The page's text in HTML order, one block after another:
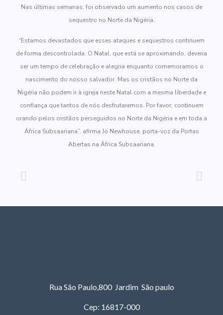
Nas últimas semanas, foi observado um aumento nos casos de
sequestro no Norte da Nigéria.
“Estamos devastados que esses ataques e sequestros continuem
de forma descontrolada. O Natal, que está se aproximando, deveria
ser um tempo de celebração e alegria enquanto comemoramos o
nascimento do nosso salvador. Mas os cristãos no Norte da
Nigéria não podem ir à igreja neste Natal com a mesma liberdade e
confiança que tantos de nós desfrutaremos. Por favor, continuem
orando pelos cristãos perseguidos no Norte da Nigéria e em toda a
África Subsaariana”, afirma Jo Newhouse, porta-voz da Portas
Abertas na África Subsaariana.
Rua São Paulo,800 Jardim São paulo
Cep: 16817-000